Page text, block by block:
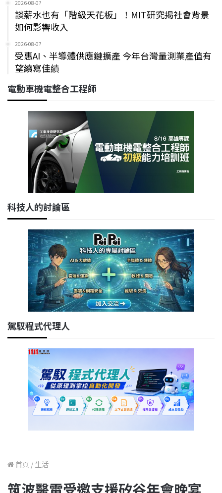
2026-08-07
談薪水也有「階級天花板」！MIT研究揭社會背景
如何影響收入
2026-08-07
受惠AI、半導體供應鏈擴產 今年台灣量測業產值有
望續寫佳績
電動車機電整合工程師
科技人的討論區
駕馭程式代理人